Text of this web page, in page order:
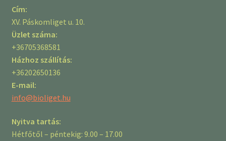
Cím:
XV. Páskomliget u. 10.
Üzlet száma:
+36705368581
Házhoz szállítás:
+36202650136
E-mail:
info@bioliget.hu
Nyitva tartás:
Hétfőtől – péntekig: 9.00 – 17.00